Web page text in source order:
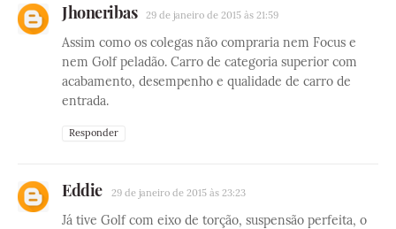
Jhoneribas 29 de janeiro de 2015 às 21:59
Assim como os colegas não compraria nem Focus e
nem Golf peladão. Carro de categoria superior com
acabamento, desempenho e qualidade de carro de
entrada.
Responder
Eddie 29 de janeiro de 2015 às 23:23
Já tive Golf com eixo de torção, suspensão perfeita, o